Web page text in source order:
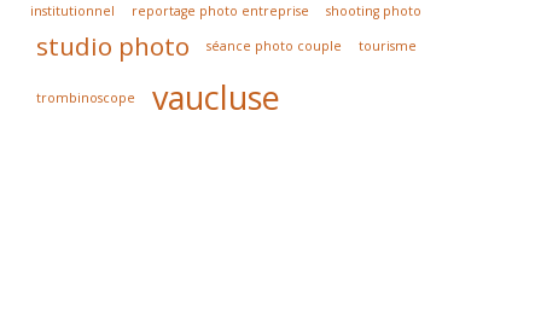
institutionnel reportage photo entreprise shooting photo
studio photo séance photo couple tourisme
trombinoscope vaucluse